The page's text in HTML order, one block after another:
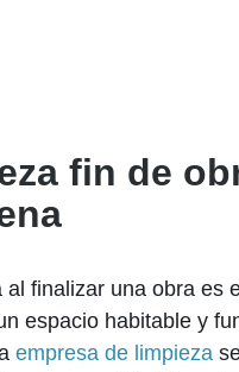
fin de
al finalizar una obra es
espacio habitable y
empresa de limpieza